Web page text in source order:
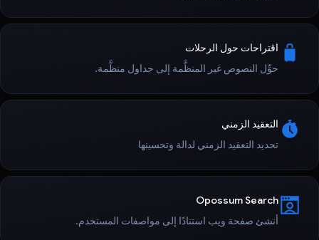
اقتراحات حول الرحلات
حوِّل النصوص غير المنظَّمة إلى جداول منظَّمة.
التعقيد الزمني
تحديد التعقيد الزمني لدالة وتحسينها
Opossum Search
أنشئ صفحة ويب استنادًا إلى مواصفات المستخدم.